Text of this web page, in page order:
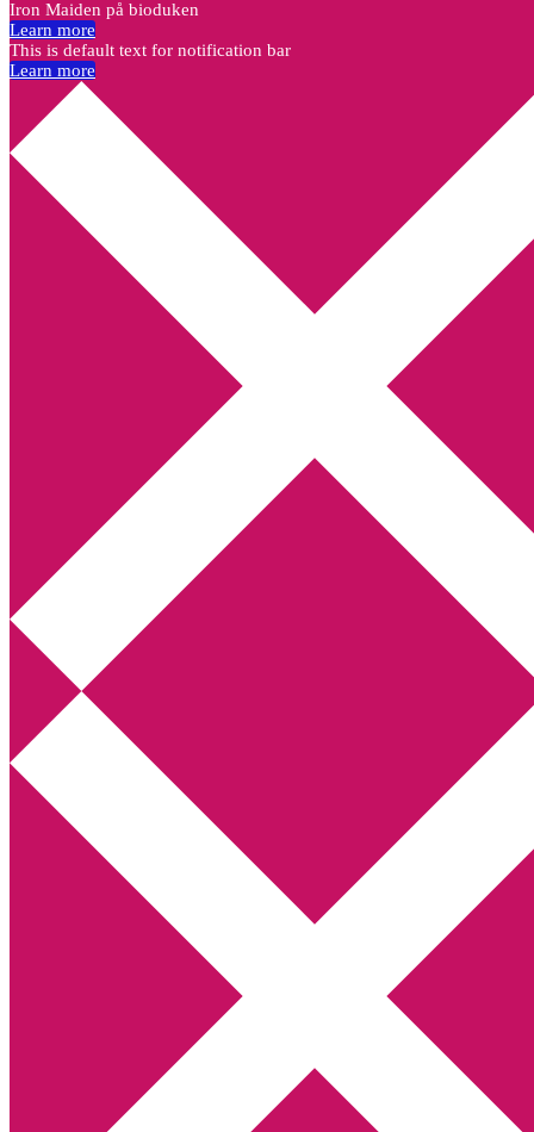
Annikas litteratur- och kulturblogg
Deckare, kriminalromaner, thrillers
Hem
Boktolva
Författarfemman
Kontakt
Webbshop Amazon
Utskriftscentralen
Min tv-blogg
You are here:Home Archives for Kommande utgivning
Iron Maiden på bioduken
Learn more
This is default text for notification bar
Learn more